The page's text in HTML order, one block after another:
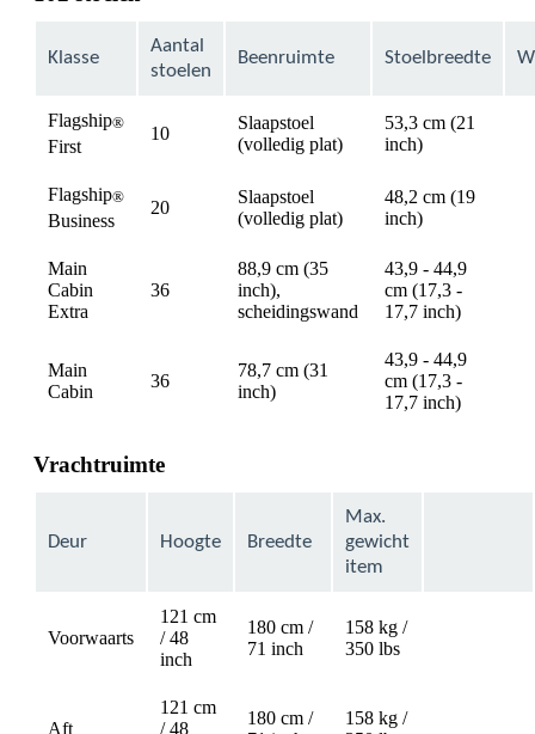
Klasse
Aantal
stoelen
Beenruimte Stoelbreedte
Flagship®
First
10
Slaapstoel
(volledig plat)
53,3 cm (21
inch)
Flagship®
Business
20
Slaapstoel
(volledig plat)
48,2 cm (19
inch)
Main
Cabin
Extra
36
88,9 cm (35
inch),
scheidingswand
43,9 - 44,9
cm (17,3 -
17,7 inch)
Main
Cabin
36
78,7 cm (31
inch)
43,9 - 44,9
cm (17,3 -
17,7 inch)
Vrachtruimte
Deur Hoogte Breedte
Max.
gewicht
item
Voorwaarts
121 cm
/ 48
inch
180 cm /
71 inch
158 kg /
350 lbs
Aft
121 cm
/ 48
180 cm /
158 kg /